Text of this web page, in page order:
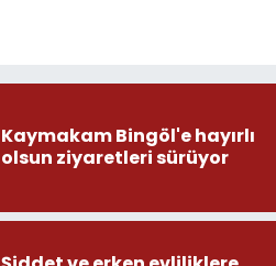
Kaymakam Bingöl'e hayırlı
olsun ziyaretleri sürüyor